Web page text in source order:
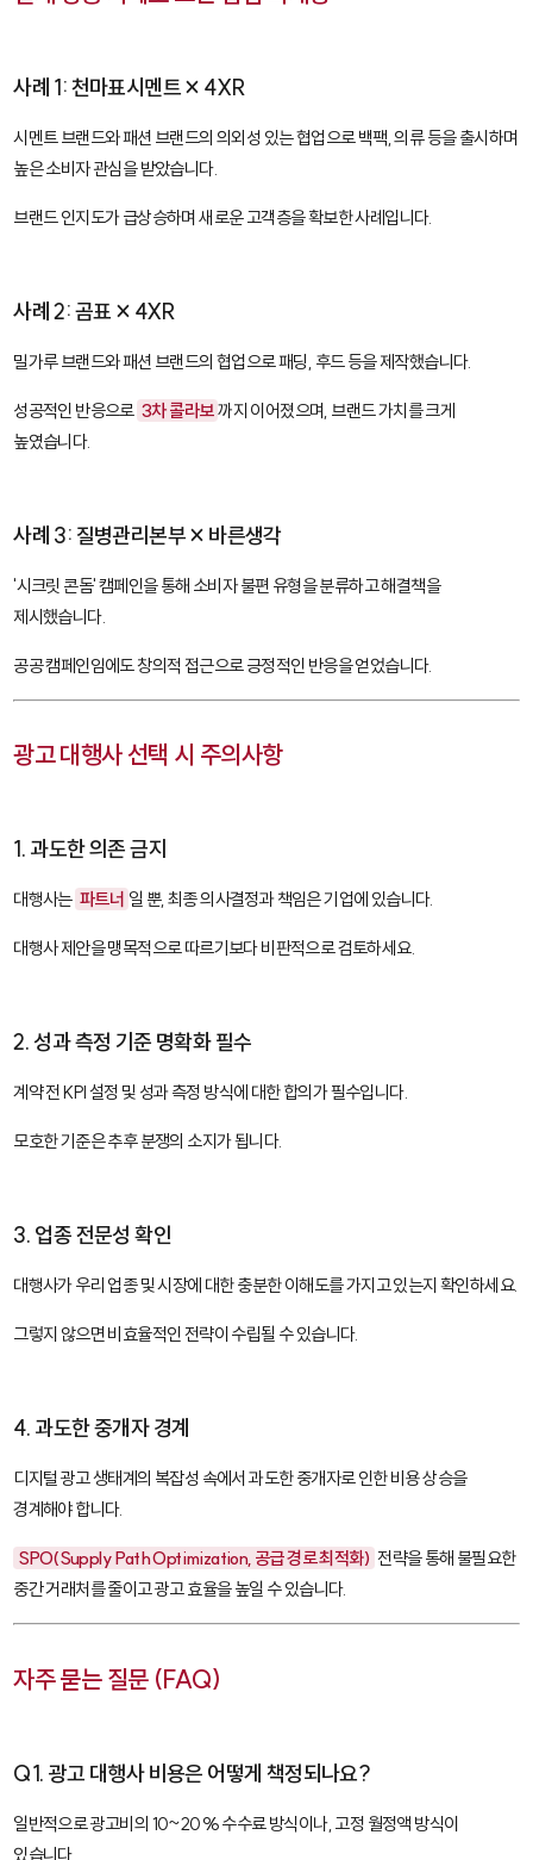
사례 1: 천마표시멘트 × 4XR
시멘트 브랜드와 패션 브랜드의 의외성 있는 협업으로 백팩, 의류 등을 출시하며
높은 소비자 관심을 받았습니다.
브랜드 인지도가 급상승하며 새로운 고객층을 확보한 사례입니다.
사례 2: 곰표 × 4XR
밀가루 브랜드와 패션 브랜드의 협업으로 패딩, 후드 등을 제작했습니다.
성공적인 반응으로 3차 콜라보까지 이어졌으며, 브랜드 가치를 크게
높였습니다.
사례 3: 질병관리본부 × 바른생각
'시크릿 콘돔' 캠페인을 통해 소비자 불편 유형을 분류하고 해결책을
제시했습니다.
공공 캠페인임에도 창의적 접근으로 긍정적인 반응을 얻었습니다.
광고 대행사 선택 시 주의사항
1. 과도한 의존 금지
대행사는 파트너 일 뿐, 최종 의사결정과 책임은 기업에 있습니다.
대행사 제안을 맹목적으로 따르기보다 비판적으로 검토하세요.
2. 성과 측정 기준 명확화 필수
계약 전 KPI 설정 및 성과 측정 방식에 대한 합의가 필수입니다.
모호한 기준은 추후 분쟁의 소지가 됩니다.
3. 업종 전문성 확인
대행사가 우리 업종 및 시장에 대한 충분한 이해도를 가지고 있는지 확인하세요.
그렇지 않으면 비효율적인 전략이 수립될 수 있습니다.
4. 과도한 중개자 경계
디지털 광고 생태계의 복잡성 속에서 과도한 중개자로 인한 비용 상승을
경계해야 합니다.
SPO(Supply Path Optimization, 공급 경로 최적화) 전략을 통해 불필요한
중간 거래처를 줄이고 광고 효율을 높일 수 있습니다.
자주 묻는 질문 (FAQ)
Q1. 광고 대행사 비용은 어떻게 책정되나요?
일반적으로 광고비의 10~20% 수수료 방식이나, 고정 월정액 방식이
있습니다.